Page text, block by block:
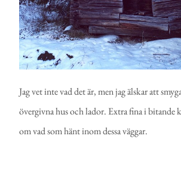
Jag vet inte vad det är, men jag älskar att
övergivna hus och lador. Extra fina i bitande
om vad som hänt inom dessa väggar.